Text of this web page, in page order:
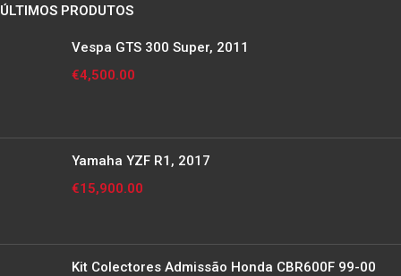
ÚLTIMOS PRODUTOS
Vespa GTS 300 Super, 2011
€4,500.00
Yamaha YZF R1, 2017
€15,900.00
Kit Colectores Admissão Honda CBR600F 99-00